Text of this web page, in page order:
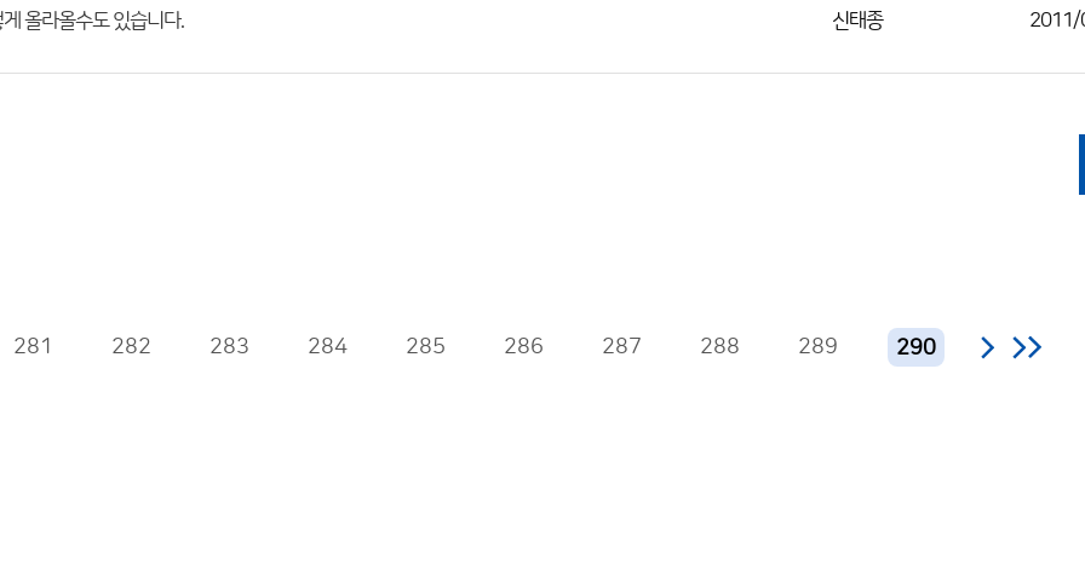
올라올수도 있습니다. 신태종 2011/
281 282 283 284 285 286 287 288 289 290